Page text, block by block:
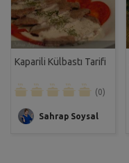
Kaparili Külbastı Tarifi
(0)
Sahrap Soysal